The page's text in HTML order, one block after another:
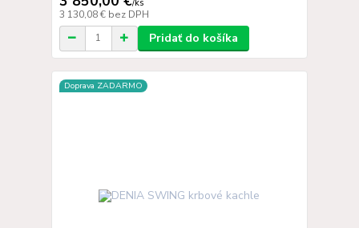
/ks
3 130,08 € bez DPH
Pridať do košíka
Doprava ZADARMO